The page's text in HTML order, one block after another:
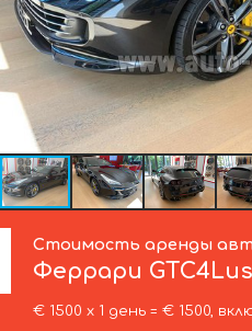
Стоимость аренды
Феррари
€ 1500 х 1 день = € 1500,